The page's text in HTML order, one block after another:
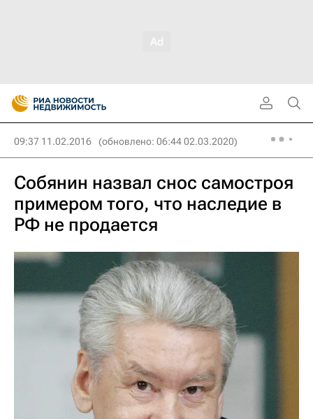
09:37 11.02.2016 (обновлено: 06:44 02.03.2020)
Собянин назвал снос самостроя
примером того, что наследие в
РФ не продается